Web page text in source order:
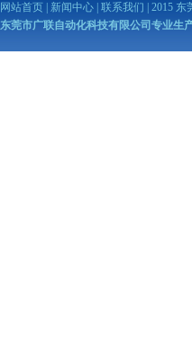
网站首页 新闻中心 联系我们 | 2015
东莞市广联自动化科技有限公司专业生